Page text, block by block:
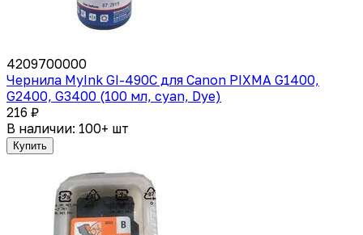
4209700000
Чернила MyInk GI-490C для Canon PIXMA G1400,
G2400, G3400 (100 мл, cyan, Dye)
216 ₽
В наличии: 100+ шт
Купить